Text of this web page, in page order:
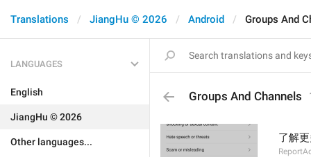
Translations JiangHu © 2026 Android Groups And
LANGUAGES
English
JiangHu © 2026
Other languages...
Groups And Channels
了解